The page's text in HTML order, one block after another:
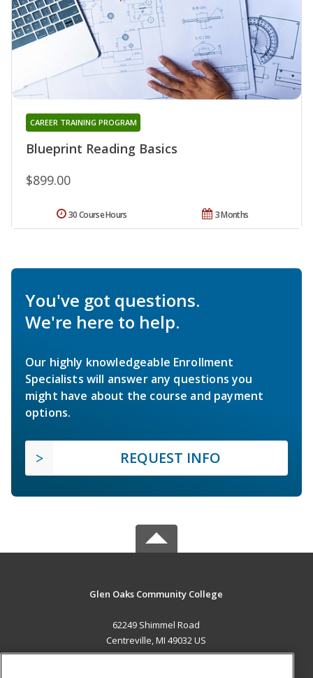
Blueprint Reading Basics
CAREER TRAINING PROGRAM
$899.00
3 Months
30 Course Hours
You've got questions.
We're here to help.
Our highly knowledgeable Enrollment
Specialists will answer any questions you
might have about the course and payment
options.
REQUEST INFO
Glen Oaks Community College
62249 Shimmel Road
Centreville, MI 49032 US